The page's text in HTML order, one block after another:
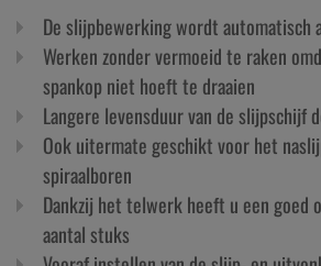
De slijpbewerking wordt automatisch
Werken zonder vermoeid te raken
spankop niet hoeft te draaien
Langere levensduur van de slijpschijf
Ook uitermate geschikt voor het
spiraalboren
Dankzij het telwerk heeft u een goed
aantal stuks